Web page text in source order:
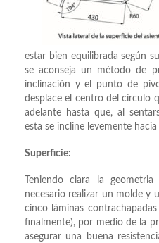
estar bien equilibrada según
se aconseja un método de
inclinación y el punto de
desplace el centro del círculo
adelante hasta que, al
esta se incline levemente hacia
Superficie:
Teniendo clara la
necesario realizar un molde y
cinco láminas
finalmente), por medio de la
asegurar una buena